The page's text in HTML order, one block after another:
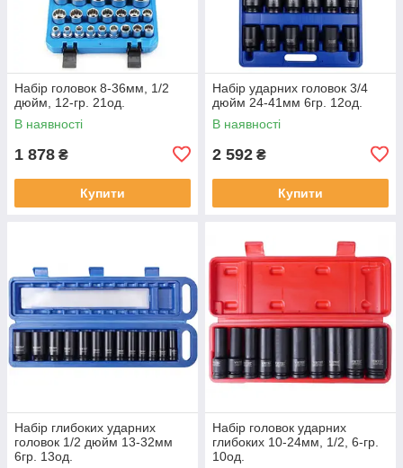
Набір головок 8-36мм, 1/2
дюйм, 12-гр. 21од.
В наявності
1 878 ₴
Купити
Набір ударних головок 3/4
дюйм 24-41мм 6гр. 12од.
В наявності
2 592 ₴
Купити
Набір глибоких ударних
головок 1/2 дюйм 13-32мм
6гр. 13од.
Набір головок ударних
глибоких 10-24мм, 1/2, 6-гр.
10од.